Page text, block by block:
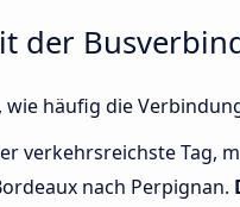
der
wie häufig die
verkehrsreichste Tag,
nach Perpignan.